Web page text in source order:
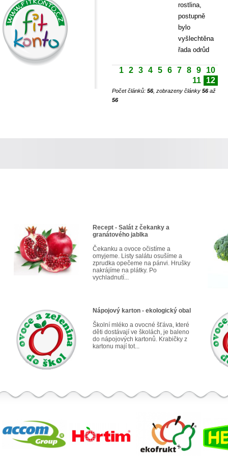
rostlina,
postupně
bylo
vyšlechtěna
řada odrůd
1 2 3 4 5 6 7 8 9
10
11
12
Počet článků: 56 , zobrazeny články 56 až
56
Recept - Salát z čekanky a
granátového jablka
Čekanku a ovoce očistíme a
omyjeme. Listy salátu osušíme a
zprudka opečeme na pánvi. Hrušky
nakrájíme na plátky. Po
vychladnutí...
Nápojový karton - ekologický obal
Školní mléko a ovocné šťáva, které
děti dostávají ve školách, je baleno
do nápojových kartonů. Krabičky z
kartonu mají tot...